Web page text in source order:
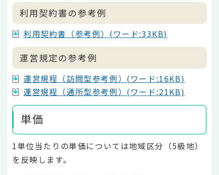
利用契約書の参考例
利用契約書（参考例）(ワード:33KB)
運営規定の参考例
運営規程（訪問型参考例）(ワード:16KB)
運営規程（通所型参考例）(ワード:21KB)
単価
1単位当たりの単価については地域区分（5級地）
を反映します。